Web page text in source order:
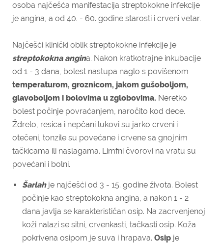
osoba najčešća manifestacija streptokokne infekcije
je angina, a od 40. - 60. godine starosti i crveni vetar.
Najčešći klinički oblik streptokokne infekcije je
streptokokna angina. Nakon kratkotrajne inkubacije
od 1 - 3 dana, bolest nastupa naglo s povišenom
temperaturom, groznicom, jakom gušoboljom,
glavoboljom i bolovima u zglobovima. Neretko
bolest počinje povraćanjem, naročito kod dece.
Ždrelo, resica i nepčani lukovi su jarko crveni i
otečeni, tonzile su povećane i crvene sa gnojnim
tačkicama ili naslagama. Limfni čvorovi na vratu su
povećani i bolni.
Šarlahje najčešći od 3 - 15. godine života. Bolest
počinje kao streptokokna angina, a nakon 1 - 2
dana javlja se karakterističan osip. Na zacrvenjenoj
koži nalazi se sitni, crvenkasti, tačkasti osip. Koža
pokrivena osipom je suva i hrapava. Osip je